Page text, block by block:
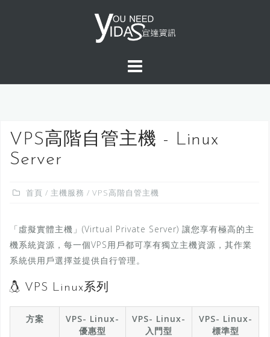
o
VPS高階自管主機 - Linux
Server
首頁 / 主機服務 / VPS高階自管主機
「虛擬實體主機」(Virtual Private Server) 讓您享有極高的主
機系統資源，每一個VPS用戶都可享有獨立主機資源，其作業
系統供用戶選擇並提供自行管理。
VPS Linux系列
方案
VPS- Linux-
優惠型
VPS- Linux-
入門型
VPS- Linux-
標準型